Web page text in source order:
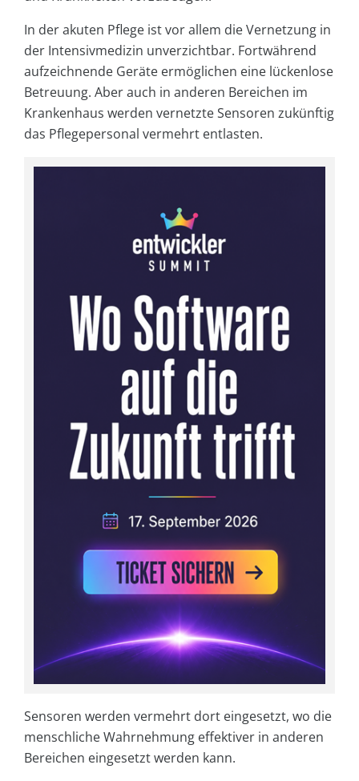
In der akuten Pflege ist vor allem die Vernetzung in
der Intensivmedizin unverzichtbar. Fortwährend
aufzeichnende Geräte ermöglichen eine lückenlose
Betreuung. Aber auch in anderen Bereichen im
Krankenhaus werden vernetzte Sensoren zukünftig
das Pflegepersonal vermehrt entlasten.
Sensoren werden vermehrt dort eingesetzt, wo die
menschliche Wahrnehmung effektiver in anderen
Bereichen eingesetzt werden kann.